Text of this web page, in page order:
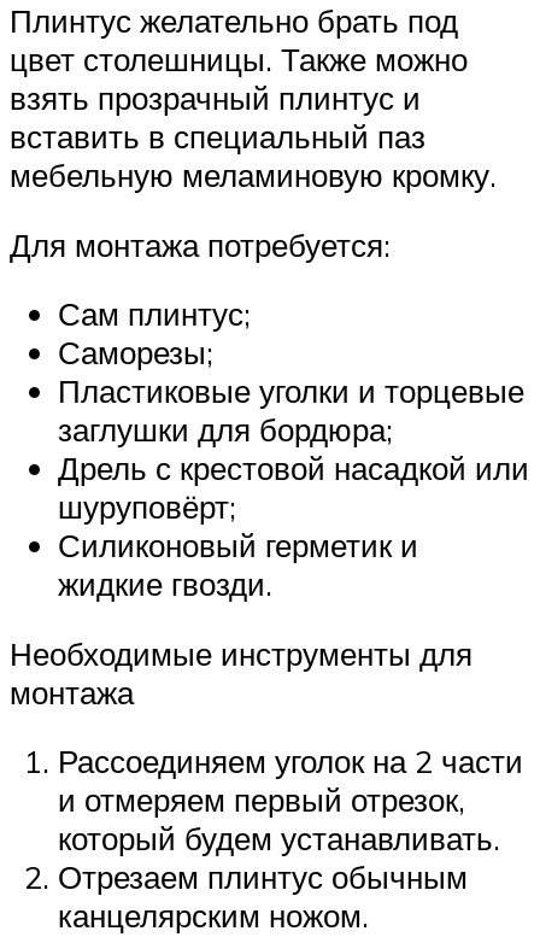
Плинтус желательно брать под
цвет столешницы. Также можно
взять прозрачный плинтус и
вставить в специальный паз
мебельную меламиновую кромку.
Для монтажа потребуется:
Сам плинтус;
Саморезы;
Пластиковые уголки и торцевые
заглушки для бордюра;
Дрель с крестовой насадкой или
шуруповёрт;
Силиконовый герметик и
жидкие гвозди.
Необходимые инструменты для
монтажа
Рассоединяем уголок на 2 части
и отмеряем первый отрезок,
который будем устанавливать.
Отрезаем плинтус обычным
канцелярским ножом.